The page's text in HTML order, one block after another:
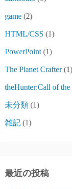
game (2)
HTML/CSS (1)
PowerPoint (1)
The Planet Crafter(1)
theHunter:Call of the
未分類 (1)
雑記 (1)
最近の投稿